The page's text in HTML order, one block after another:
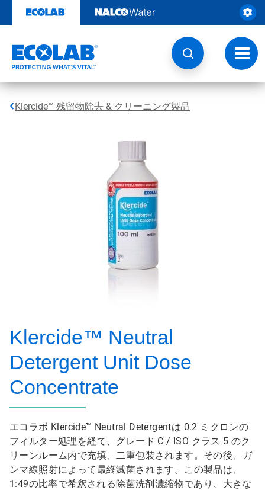
テ
る
ト
グ
ル
ナ
Klercide™ 残留物除去 & クリーニング製品
Klercide™ Neutral
Detergent Unit Dose
Concentrate
エコラボ Klercide™ Neutral Detergentは​​​​​​​ 0.2 ミクロンの
フィルター処理を経て、グレード C / ISO クラス 5 のク
リーンルーム内で充填、二重包装されます。その後、ガ
ンマ線照射によって最終滅菌されます。この製品は、
1:49の比率で希釈される除菌洗剤濃縮物であり、大きな